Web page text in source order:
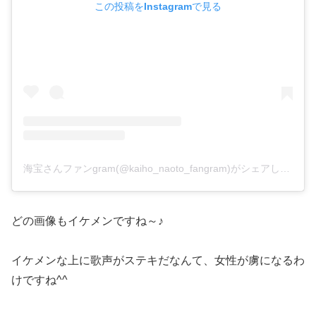
この投稿をInstagramで見る
海宝さんファンgram(@kaiho_naoto_fangram)がシェアした投稿
どの画像もイケメンですね～♪
イケメンな上に歌声がステキだなんて、女性が虜になるわ
けですね^^